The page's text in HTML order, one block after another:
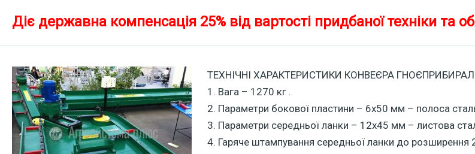
Діє державна компенсація 25% від вартості придбаної техніки та
ТЕХНІЧНІ ХАРАКТЕРИСТИКИ КОНВЕЄРА
1. Вага – 1270 кг .
2. Параметри бокової пластини – 6х50 мм – полоса
3. Параметри середньої ланки – 12х45 мм – листова
4. Гаряче штампування середньої ланки до розширення